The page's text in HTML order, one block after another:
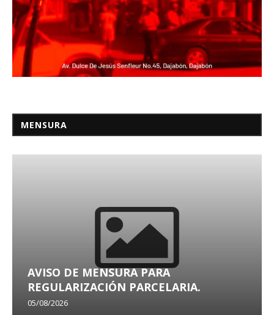
MENSURA
AVISO DE MENSURA PARA
REGULARIZACIÓN PARCELARIA.
05/08/2026